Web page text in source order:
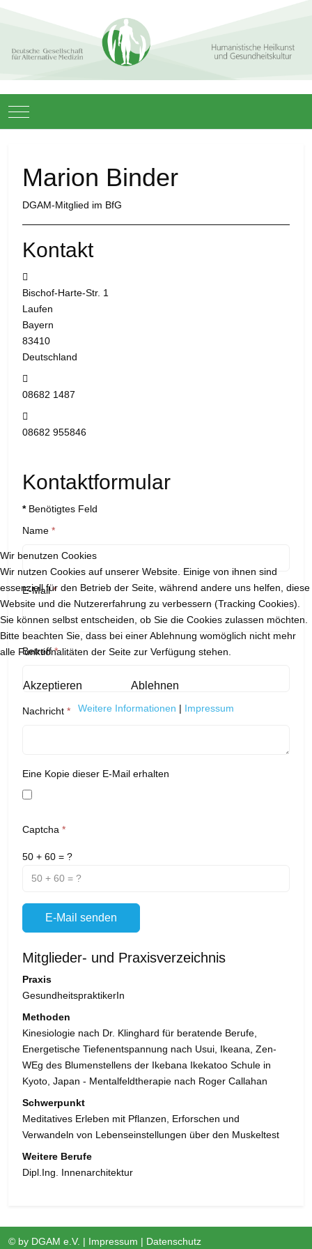
Mobile Menu Toggle
Marion Binder
DGAM-Mitglied im BfG
Kontakt
Bischof-Harte-Str. 1
Laufen
Bayern
83410
Deutschland
08682 1487
08682 955846
Kontaktformular
*Benötigtes Feld
Name *
E-Mail*
Betreff*
Nachricht *
Eine Kopie dieser E-Mail erhalten
Captcha *
50 + 60 = ?
E-Mail senden
Mitglieder- und Praxisverzeichnis
Praxis
GesundheitspraktikerIn
Methoden
Kinesiologie nach Dr. Klinghard für beratende Berufe,
Energetische Tiefenentspannung nach Usui, Ikeana, Zen-
WEg des Blumenstellens der Ikebana Ikekatoo Schule in
Kyoto, Japan - Mentalfeldtherapie nach Roger Callahan
Schwerpunkt
Meditatives Erleben mit Pflanzen, Erforschen und
Verwandeln von Lebenseinstellungen über den Muskeltest
Weitere Berufe
Dipl.Ing. Innenarchitektur
© by DGAM e.V. | Impressum | Datenschutz
Wir benutzen Cookies
Wir nutzen Cookies auf unserer Website. Einige von ihnen sind
essenziell für den Betrieb der Seite, während andere uns helfen, diese
Website und die Nutzererfahrung zu verbessern (Tracking Cookies).
Sie können selbst entscheiden, ob Sie die Cookies zulassen möchten.
Bitte beachten Sie, dass bei einer Ablehnung womöglich nicht mehr
alle Funktionalitäten der Seite zur Verfügung stehen.
Akzeptieren Ablehnen
Weitere Informationen | Impressum